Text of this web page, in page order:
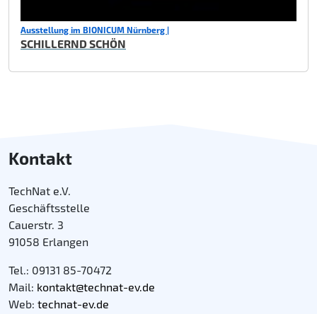
Ausstellung im BIONICUM Nürnberg |
SCHILLERND SCHÖN
Kontakt
TechNat e.V.
Geschäftsstelle
Cauerstr. 3
91058 Erlangen
Tel.: 09131 85-70472
Mail: kontakt@technat-ev.de
Web: technat-ev.de